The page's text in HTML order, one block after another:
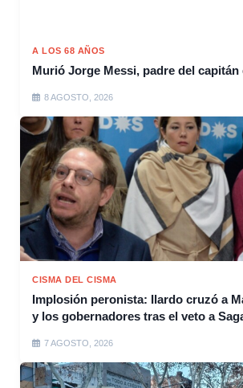
A LOS 68 AÑOS
Murió Jorge Messi, padre del capitán
8 AGOSTO, 2026
CISMA DEL CISMA
Implosión peronista: Ilardo cruzó a
y los gobernadores tras el veto a
7 AGOSTO, 2026